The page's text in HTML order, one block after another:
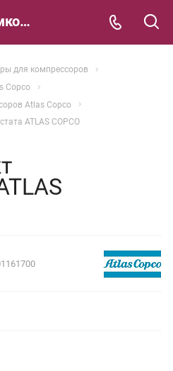
2901161700 ремкомплект термостата ATLAS COPCO
для компрессоров
Copco
Atlas Copco
ATLAS COPCO